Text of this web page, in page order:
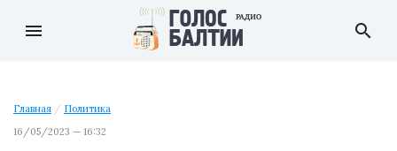
menu search
Главная / Политика
16/05/2023 — 16:32